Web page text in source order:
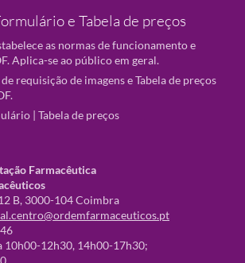
e Tabela de preços
as normas de funcionamento e
Aplica-se ao público em geral.
requisição de imagens e Tabela de preços
| Tabela de preços
Farmacêutica
B, 3000-104 Coimbra
10h00-12h30, 14h00-17h30;